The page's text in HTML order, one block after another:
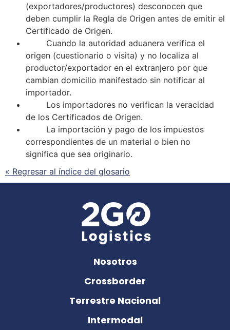
(exportadores/productores) desconocen que
deben cumplir la Regla de Origen antes de emitir el
Certificado de Origen.
Cuando la autoridad aduanera verifica el
origen (cuestionario o visita) y no localiza al
productor/exportador en el extranjero por que
cambian domicilio manifestado sin notificar al
importador.
Los importadores no verifican la veracidad
de los Certificados de Origen.
La importación y pago de los impuestos
correspondientes de un material o bien no
significa que sea originario.
« Regresar al índice del glosario
Nosotros
Crossborder
Terrestre Nacional
Intermodal